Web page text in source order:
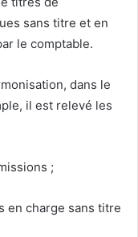
sans titre et en
le comptable.
dans le
il est relevé les
;
en charge sans titre